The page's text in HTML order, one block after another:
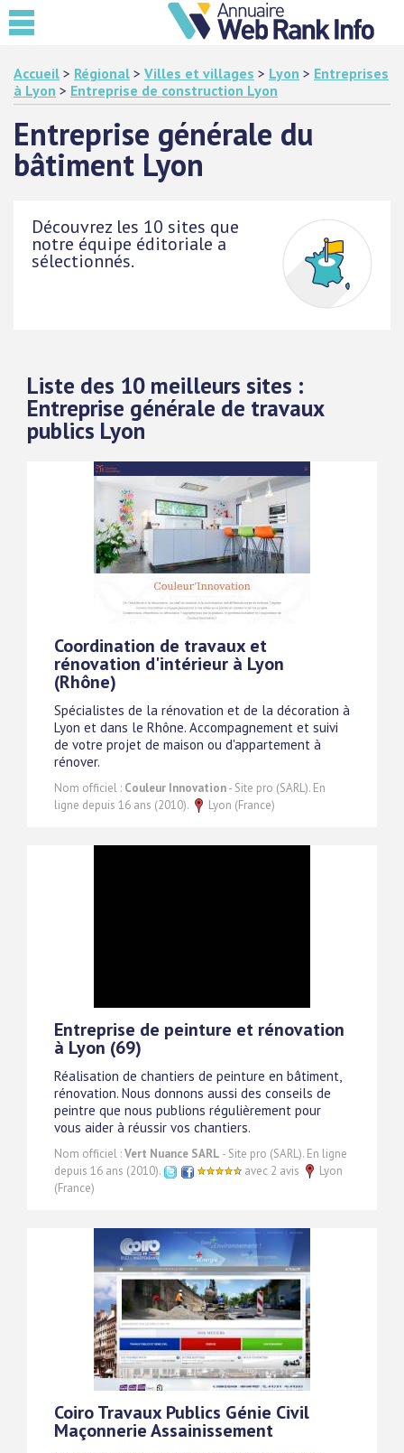
Accueil > Régional > Villes et villages > Lyon > Entreprises
à Lyon > Entreprise de construction Lyon
Entreprise générale du
bâtiment Lyon
Découvrez les 10 sites que
notre équipe éditoriale a
sélectionnés.
Liste des 10 meilleurs sites :
Entreprise générale de travaux
publics Lyon
Coordination de travaux et
rénovation d'intérieur à Lyon
(Rhône)
Spécialistes de la rénovation et de la décoration à
Lyon et dans le Rhône. Accompagnement et suivi
de votre projet de maison ou d'appartement à
rénover.
Nom officiel : Couleur Innovation- Site pro (SARL). En
ligne depuis 16 ans (2010).
Lyon (France)
Entreprise de peinture et rénovation
à Lyon (69)
Réalisation de chantiers de peinture en bâtiment,
rénovation. Nous donnons aussi des conseils de
peintre que nous publions régulièrement pour
vous aider à réussir vos chantiers.
Nom officiel :Vert Nuance SARL - Site pro (SARL). En ligne
depuis 16 ans (2010).
avec 2 avis
Lyon
(France)
Coiro Travaux Publics Génie Civil
Maçonnerie Assainissement